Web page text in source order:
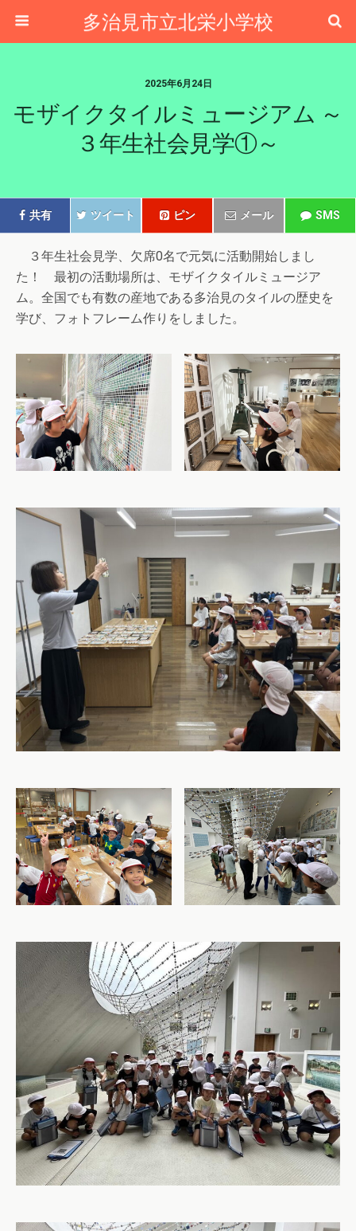
多治見市立北栄小学校
2025年6月24日
モザイクタイルミュージアム ～
３年生社会見学①～
共有 ツイート ピン メール SMS
３年生社会見学、欠席0名で元気に活動開始しまし
た！ 最初の活動場所は、モザイクタイルミュージア
ム。全国でも有数の産地である多治見のタイルの歴史を
学び、フォトフレーム作りをしました。